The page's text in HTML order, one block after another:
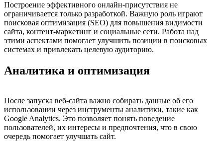
Построение эффективного онлайн-присутствия не
ограничивается только разработкой. Важную роль играют
поисковая оптимизация (SEO) для повышения видимости
сайта, контент-маркетинг и социальные сети. Работа над
этими аспектами помогает улучшить позиции в поисковых
системах и привлекать целевую аудиторию.
Аналитика и оптимизация
После запуска веб-сайта важно собирать данные об его
использовании через инструменты аналитики, такие как
Google Analytics. Это позволяет понять поведение
пользователей, их интересы и предпочтения, что в свою
очередь помогает улучшать сайт.